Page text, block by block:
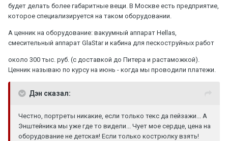
будет делать более габаритные вещи. В Москве есть предприятие,
которое специализируется на таком оборудовании.
А ценник на оборудование: вакуумный аппарат Hellas,
смесительный аппарат GlaStar и кабина для пескоструйных работ
около 300 тыс. руб. (с доставкой до Питера и растаможкой).
Ценник называю по курсу на июнь - когда мы проводили платежи.
Дэн сказал:
Честно, портреты никакие, если только текс да пейзажи... А
Энштейника мы уже где то видели... Чует мое сердце, цена на
оборудование не детская! Если только кострюлку взять!